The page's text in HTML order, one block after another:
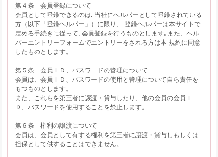
第４条 会員登録について
会員として登録できるのは､当社にヘルパーとして登録されている
方（以下「登録ヘルパー」）に限り、 登録ヘルパーは本サイトで
定める手続きに従って､会員登録を行うものとします｡また、ヘル
パーエントリーフォームでエントリーをされる方は本 規約に同意
したものとします。
第５条 会員ＩＤ、パスワードの管理について
会員は、会員ＩＤ、パスワードの使用と管理について自ら責任を
もつものとします。
また、これらを第三者に譲渡・貸与したり、他の会員の会員Ｉ
Ｄ、パスワードを使用することを禁止します。
第６条 権利の譲渡について
会員は、会員として有する権利を第三者に譲渡・貸与しもしくは
担保として供することはできません。